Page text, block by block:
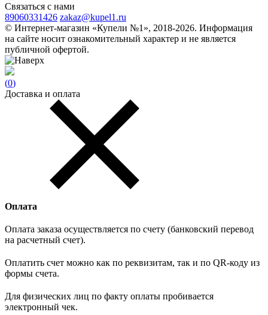
Связаться с нами
89060331426 zakaz@kupel1.ru
© Интернет-магазин «Купели №1», 2018-2026. Информация
на сайте носит ознакомительный характер и не является
публичной офертой.
(0)
Доставка и оплата
Оплата
Оплата заказа осуществляется по счету (банковский перевод
на расчетный счет).
Оплатить счет можно как по реквизитам, так и по QR-коду из
формы счета.
Для физических лиц по факту оплаты пробивается
электронный чек.